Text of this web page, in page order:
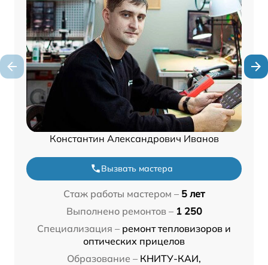
Константин Александрович Иванов
Вызвать мастера
Стаж работы мастером – 5 лет
Выполнено ремонтов – 1 250
Специализация – ремонт тепловизоров и
оптических прицелов
Образование – КНИТУ-КАИ,